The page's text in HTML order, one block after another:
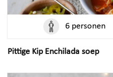
6 personen
Pittige Kip Enchilada soep